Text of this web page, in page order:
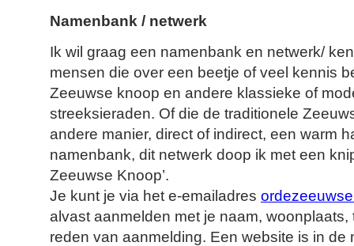
Namenbank / netwerk
Ik wil graag een namenbank en netwerk/
mensen die over een beetje of veel kennis
Zeeuwse knoop en andere klassieke of
streeksieraden. Of die de traditionele
andere manier, direct of indirect, een warm
namenbank, dit netwerk doop ik met een
Zeeuwse Knoop’.
Je kunt je via het e-emailadres
alvast aanmelden met je naam,
reden van aanmelding. Een website is in de